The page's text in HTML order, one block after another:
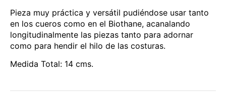
Pieza muy práctica y versátil pudiéndose usar tanto
en los cueros como en el Biothane, acanalando
longitudinalmente las piezas tanto para adornar
como para hendir el hilo de las costuras.
Medida Total: 14 cms.